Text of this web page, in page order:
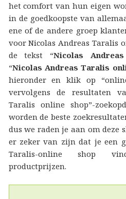
het comfort van hun eigen
in de goedkoopste van
ene of de andere groep
voor Nicolas Andreas Taralis
de tekst “Nicolas
“Nicolas Andreas Taralis
hieronder en klik op
vervolgens de resultaten
Taralis online shop”-
worden de beste
dus we raden je aan om deze
er zeker van zijn dat je een
Taralis-online shop
productprijzen.